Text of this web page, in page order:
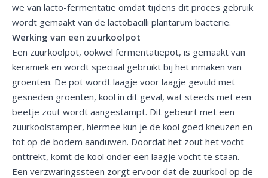
we van lacto-fermentatie omdat tijdens dit proces gebruik
wordt gemaakt van de lactobacilli plantarum bacterie.
Werking van een zuurkoolpot
Een zuurkoolpot, ookwel fermentatiepot, is gemaakt van
keramiek en wordt speciaal gebruikt bij het inmaken van
groenten. De pot wordt laagje voor laagje gevuld met
gesneden groenten, kool in dit geval, wat steeds met een
beetje zout wordt aangestampt. Dit gebeurt met een
zuurkoolstamper, hiermee kun je de kool goed kneuzen en
tot op de bodem aanduwen. Doordat het zout het vocht
onttrekt, komt de kool onder een laagje vocht te staan.
Een verzwaringssteen zorgt ervoor dat de zuurkool op de